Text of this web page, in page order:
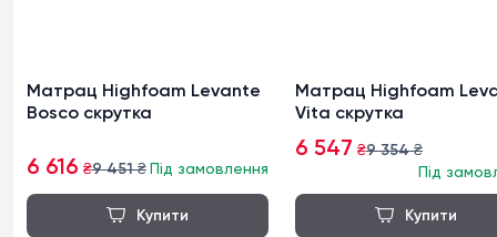
Матрац Highfoam Levante
Bosco скрутка
6 616 ₴9 451₴ Під замовлення
Матрац Highfoam
Vita скрутка
6 547 ₴9 354₴
Під